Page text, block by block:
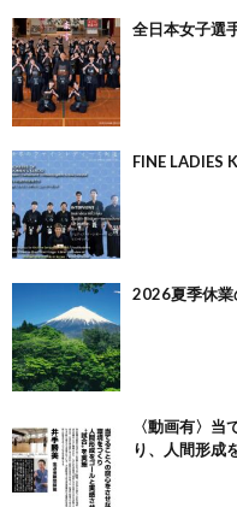
全日本女子選
FINE LADIES
2026夏季休業
〈動画有〉
り、人間形成